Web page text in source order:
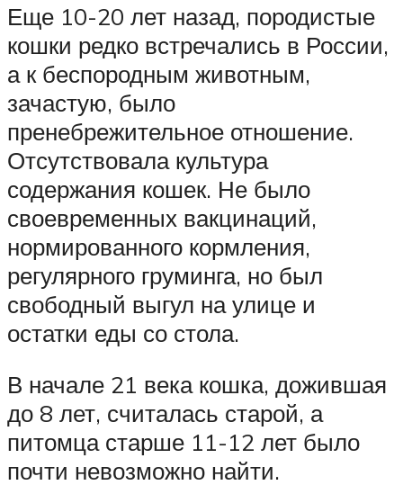
Еще 10-20 лет назад, породистые
кошки редко встречались в России,
а к беспородным животным,
зачастую, было
пренебрежительное отношение.
Отсутствовала культура
содержания кошек. Не было
своевременных вакцинаций,
нормированного кормления,
регулярного груминга, но был
свободный выгул на улице и
остатки еды со стола.
В начале 21 века кошка, дожившая
до 8 лет, считалась старой, а
питомца старше 11-12 лет было
почти невозможно найти.